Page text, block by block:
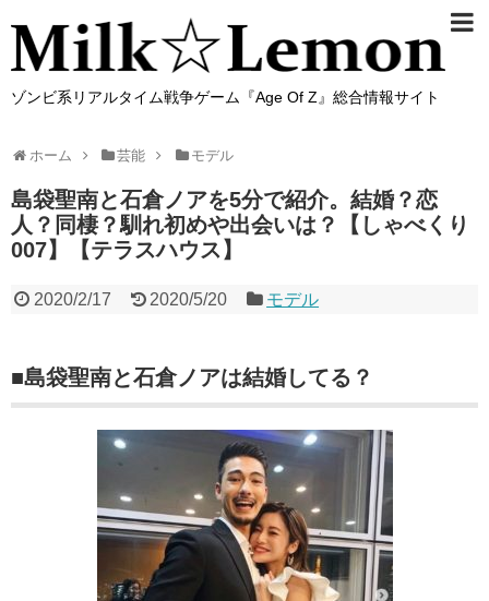
ゾンビ系リアルタイム戦争ゲーム『Age Of Z』総合情報サイト
ホーム 芸能 モデル
島袋聖南と石倉ノアを5分で紹介。結婚？恋
人？同棲？馴れ初めや出会いは？【しゃべくり
007】【テラスハウス】
2020/2/17 2020/5/20 モデル
■島袋聖南と石倉ノアは結婚してる？